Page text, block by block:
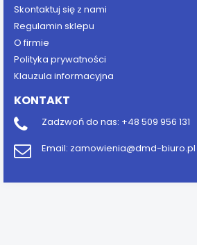
Skontaktuj się z nami
Regulamin sklepu
O firmie
Polityka prywatności
Klauzula informacyjna
KONTAKT
Zadzwoń do nas: +48 509 956 131
Email: zamowienia@dmd-biuro.pl